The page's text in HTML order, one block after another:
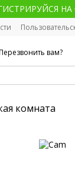
НА
вам?
комната